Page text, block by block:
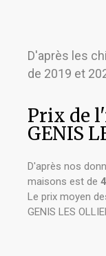
D'après les
de 2019 et
Prix de
GENIS
D'après nos
maisons est de
Le prix moyen
GENIS LES